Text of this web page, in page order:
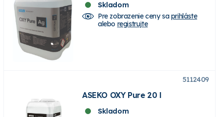
Skladom
Pre zobrazenie ceny saprihláste
alebo registrujte
5112409
ASEKO OXY Pure 20 l
Skladom